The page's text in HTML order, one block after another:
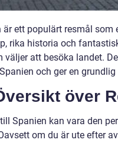
är ett populärt resmål
rika historia och
väljer att besöka landet.
och ger en
över
Spanien kan vara den
om du är ute efter